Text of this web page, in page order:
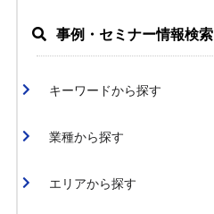
事例・セミナー情報検索
キーワードから探す
業種から探す
エリアから探す